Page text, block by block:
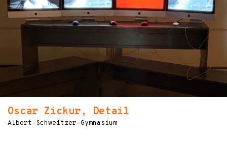
Oscar Zickur, Detail
Albert-Schweitzer-Gymnasium